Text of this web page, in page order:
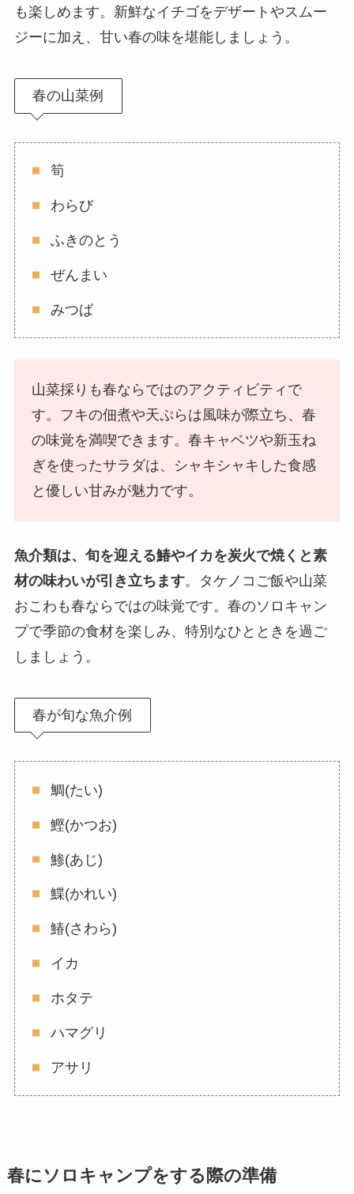
も楽しめます。新鮮なイチゴをデザートやスムー
ジーに加え、甘い春の味を堪能しましょう。
春の山菜例
筍
わらび
ふきのとう
ぜんまい
みつば
山菜採りも春ならではのアクティビティで
す。フキの佃煮や天ぷらは風味が際立ち、春
の味覚を満喫できます。春キャベツや新玉ね
ぎを使ったサラダは、シャキシャキした食感
と優しい甘みが魅力です。
魚介類は、旬を迎える鰆やイカを炭火で焼くと素
材の味わいが引き立ちます。タケノコご飯や山菜
おこわも春ならではの味覚です。春のソロキャン
プで季節の食材を楽しみ、特別なひとときを過ご
しましょう。
春が旬な魚介例
鯛(たい)
鰹(かつお)
鯵(あじ)
鰈(かれい)
鰆(さわら)
イカ
ホタテ
ハマグリ
アサリ
春にソロキャンプをする際の準備